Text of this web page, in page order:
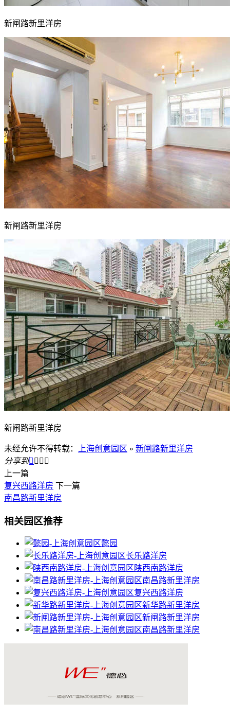
新闸路新里洋房
新闸路新里洋房
新闸路新里洋房
未经允许不得转载： 上海创意园区 » 新闸路新里洋房
分享到   
上一篇
复兴西路洋房 下一篇
南昌路新里洋房
相关园区推荐
懿园
长乐路洋房
陕西南路洋房
南昌路新里洋房
复兴西路洋房
新华路新里洋房
新闸路新里洋房
南昌路新里洋房